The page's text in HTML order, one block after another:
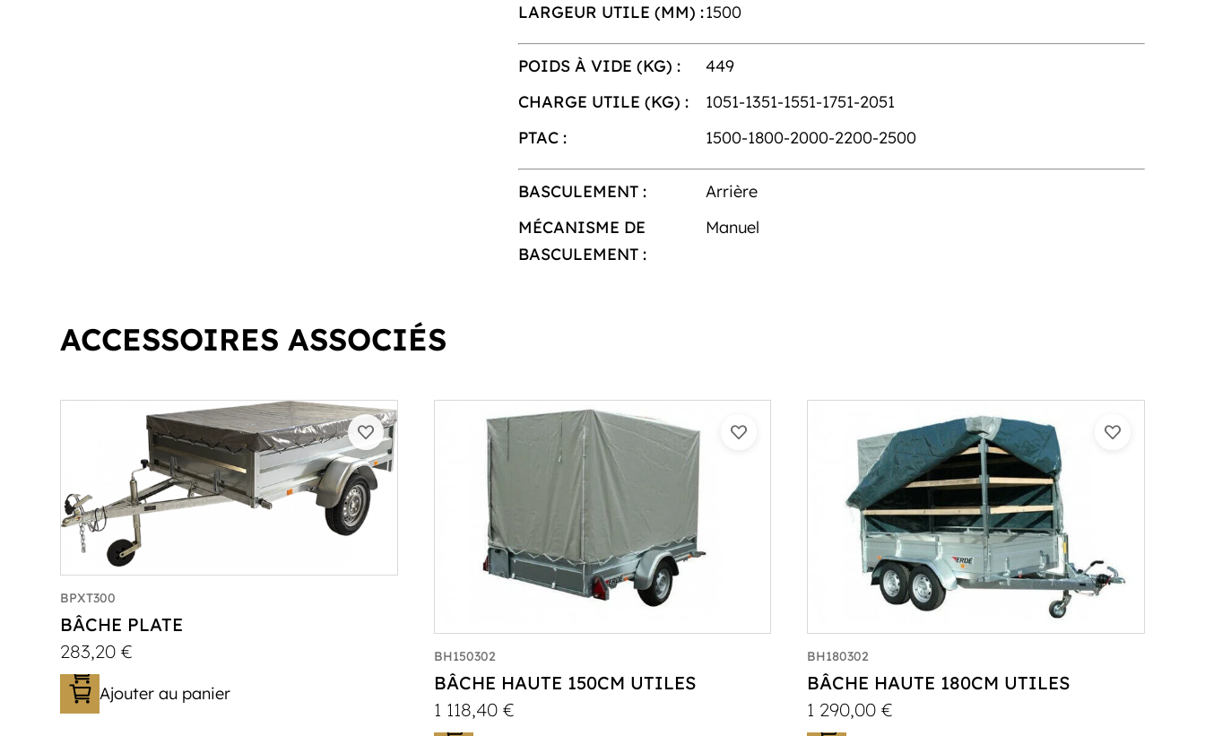
LARGEUR UTILE (MM) :1500
POIDS À VIDE (KG) :
449
CHARGE UTILE (KG) :
1051-1351-1551-1751-2051
PTAC :
1500-1800-2000-2200-2500
BASCULEMENT :
Arrière
MÉCANISME DE
BASCULEMENT :
Manuel
ACCESSOIRES ASSOCIÉS
BPXT300
BÂCHE PLATE
283,20€
Ajouter au panier
BH150302
BÂCHE HAUTE 150CM UTILES
1 118,40 €
BH180302
BÂCHE HAUTE 180CM UTILES
1 290,00€